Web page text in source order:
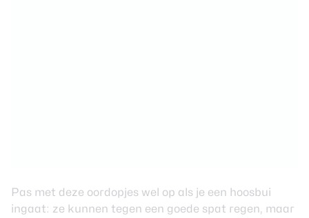
Pas met deze oordopjes wel op als je een hoosbui
ingaat: ze kunnen tegen een goede spat regen, maar